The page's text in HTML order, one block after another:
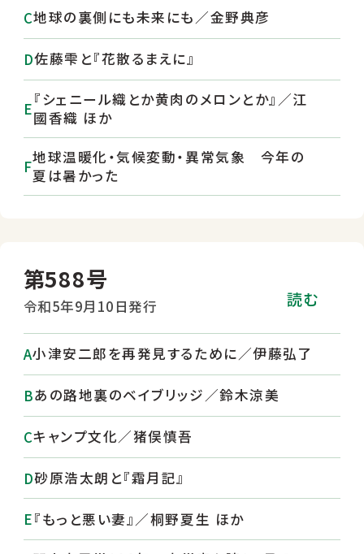
地球の裏側にも未来にも／金野典彦
佐藤雫と『花散るまえに』
『シェニール織とか黄肉のメロンとか』／江
國香織 ほか
地球温暖化・気候変動・異常気象 今年の
夏は暑かった
第588号
令和5年9月10日発行 読む
小津安二郎を再発見するために／伊藤弘了
あの路地裏のベイブリッジ／鈴木涼美
キャンプ文化／猪俣慎吾
砂原浩太朗と『霜月記』
『もっと悪い妻』／桐野夏生 ほか